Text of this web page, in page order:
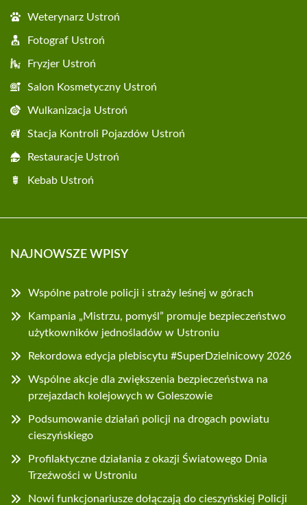
Weterynarz Ustroń
Fotograf Ustroń
Fryzjer Ustroń
Salon Kosmetyczny Ustroń
Wulkanizacja Ustroń
Stacja Kontroli Pojazdów Ustroń
Restauracje Ustroń
Kebab Ustroń
NAJNOWSZE WPISY
Wspólne patrole policji i straży leśnej w górach
Kampania „Mistrzu, pomyśl” promuje bezpieczeństwo
użytkowników jednośladów w Ustroniu
Rekordowa edycja plebiscytu #SuperDzielnicowy 2026
Wspólne akcje dla zwiększenia bezpieczeństwa na
przejazdach kolejowych w Goleszowie
Podsumowanie działań policji na drogach powiatu
cieszyńskiego
Profilaktyczne działania z okazji Światowego Dnia
Trzeźwości w Ustroniu
Nowi funkcjonariusze dołączają do cieszyńskiej Policji